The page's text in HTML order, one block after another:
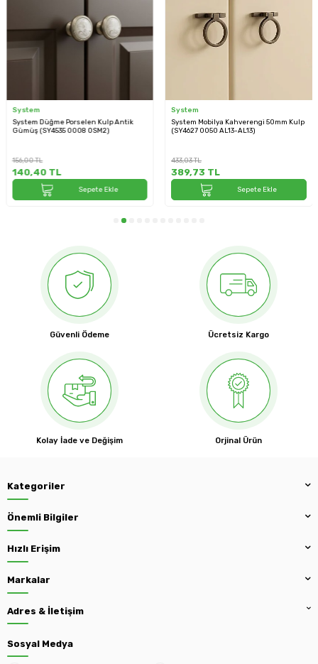
System
System Düğme Porselen Kulp Antik
Gümüş (SY4535 0008 OSM2)
156,00TL
140,40TL
Sepete Ekle
System
System Mobilya Kahverengi 50mm Kulp
(SY4627 0050 AL13-AL13)
433,03TL
389,73 TL
Sepete Ekle
Güvenli Ödeme Ücretsiz Kargo
Kolay İade ve Değişim Orjinal Ürün
Kategoriler
Önemli Bilgiler
Hızlı Erişim
Markalar
Adres & İletişim
Sosyal Medya